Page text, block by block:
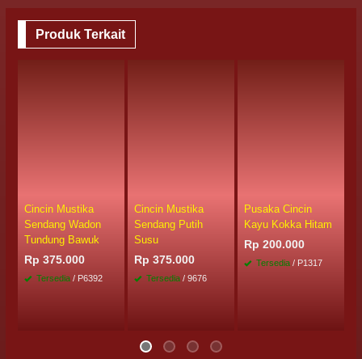
Produk Terkait
Cincin Mustika
Sendang Wadon
Tundung Bawuk
Rp 375.000
Tersedia / P6392
Cincin Mustika
Sendang Putih
Susu
Rp 375.000
Tersedia / 9676
Pusaka Cincin
Kayu Kokka Hitam
Rp 200.000
Tersedia / P1317